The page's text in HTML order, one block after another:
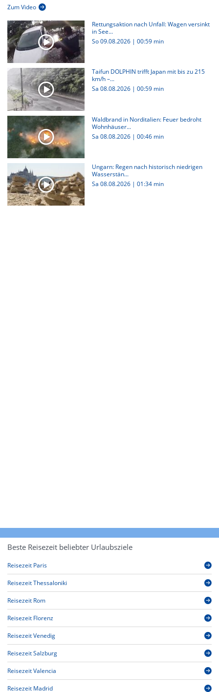
Zum Video
Rettungsaktion nach Unfall: Wagen versinkt
in See...
So 09.08.2026 | 00:59 min
Taifun DOLPHIN trifft Japan mit bis zu 215
km/h –...
Sa 08.08.2026 | 00:59 min
Waldbrand in Norditalien: Feuer bedroht
Wohnhäuser...
Sa 08.08.2026 | 00:46 min
Ungarn: Regen nach historisch niedrigen
Wasserstän...
Sa 08.08.2026 | 01:34 min
Beste Reisezeit beliebter Urlaubsziele
Reisezeit Paris
Reisezeit Thessaloniki
Reisezeit Rom
Reisezeit Florenz
Reisezeit Venedig
Reisezeit Salzburg
Reisezeit Valencia
Reisezeit Madrid